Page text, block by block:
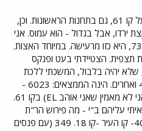
היום החלטתי לבדוק את העומס על קו 61, גם בתחנות הראשונות. וכן,
ירדו, אבל בגדול - הוא עמוס. אני
לא מבין את זה. אגב, נסעתי ב7372, היא כזו מרעישה. במיוחד האצות.
תצפית. הצטיידתי בעט ופנקס
שלא יהיה בלבול, המשכתי ללכת
לכיוון אלנבי ולכן גם ראיתי את קו 4 ואחרים. הינה הממצאים: 6023 -
כחול מטאלי (הEL הכי יפה בדן! אני לא מאמין שאני אוהב EL) בקו 61.
- קו 25. אגב, ראיתי עליהם ב"י - מה פירוש הר"ת
ואיפה זה? תודה לכל העונים. 4080- קו העיר -קו 18. 349 (עם פנסים